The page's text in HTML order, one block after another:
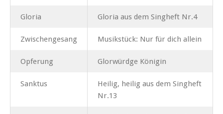
Gloria Gloria aus dem Singheft Nr.4
Zwischengesang Musikstück: Nur für dich allein
Opferung Glorwürdge Königin
Sanktus
Heilig, heilig aus dem Singheft
Nr.13